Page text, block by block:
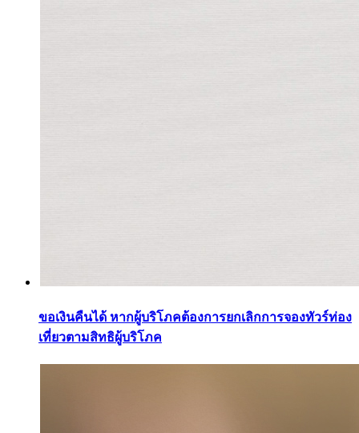
ขอเงินคืนได้ หากผู้บริโภคต้องการยกเลิกการจองทัวร์ท่อง
เที่ยวตามสิทธิผู้บริโภค